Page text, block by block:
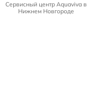
Сервисный центр Aquaviva в
Нижнем Новгороде